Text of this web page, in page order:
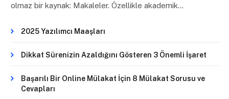
olmaz bir kaynak: Makaleler. Özellikle akademik…
2025 Yazılımcı Maaşları
Dikkat Sürenizin Azaldığını Gösteren 3 Önemli İşaret
Başarılı Bir Online Mülakat İçin 8 Mülakat Sorusu ve
Cevapları